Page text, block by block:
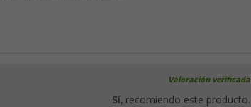
Valoración verificada
Sí, recomiendo este producto.